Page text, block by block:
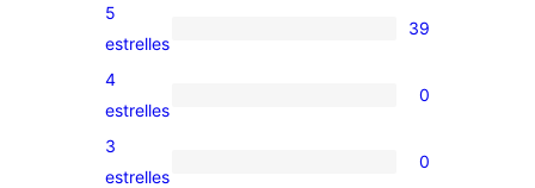
39
valoracions
de
5
estrelles
39
0
valoracions
de
4
estrelles
0
0
3
estrelles
0